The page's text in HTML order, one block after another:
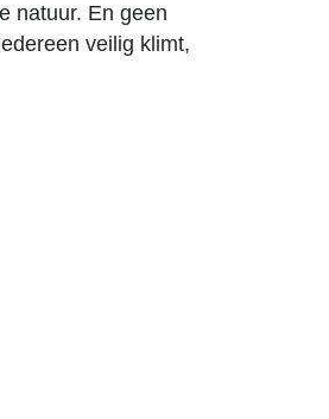
natuur. En geen
veilig klimt,